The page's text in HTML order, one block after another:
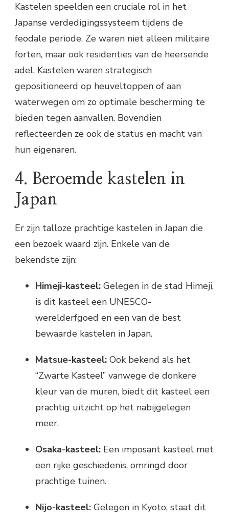
Kastelen speelden een cruciale rol in het
Japanse verdedigingssysteem tijdens de
feodale periode. Ze waren niet alleen militaire
forten, maar ook residenties van de heersende
adel. Kastelen waren strategisch
gepositioneerd op heuveltoppen of aan
waterwegen om zo optimale bescherming te
bieden tegen aanvallen. Bovendien
reflecteerden ze ook de status en macht van
hun eigenaren.
4. Beroemde kastelen in
Japan
Er zijn talloze prachtige kastelen in Japan die
een bezoek waard zijn. Enkele van de
bekendste zijn:
Himeji-kasteel: Gelegen in de stad Himeji,
is dit kasteel een UNESCO-
werelderfgoed en een van de best
bewaarde kastelen in Japan.
Matsue-kasteel: Ook bekend als het
“Zwarte Kasteel” vanwege de donkere
kleur van de muren, biedt dit kasteel een
prachtig uitzicht op het nabijgelegen
meer.
Osaka-kasteel: Een imposant kasteel met
een rijke geschiedenis, omringd door
prachtige tuinen.
Nijo-kasteel: Gelegen in Kyoto, staat dit